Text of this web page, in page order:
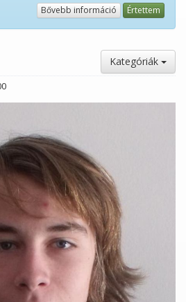
Bővebb információ Értettem
Kategóriák